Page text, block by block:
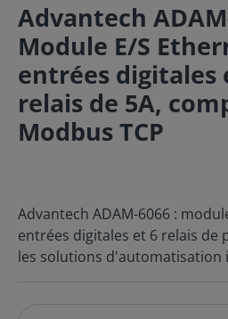
Advantech
Module E/S
entrées digitales
relais de 5A,
Modbus TCP
Advantech ADAM-6066 :
entrées digitales et 6 relais de
les solutions d'automatisation